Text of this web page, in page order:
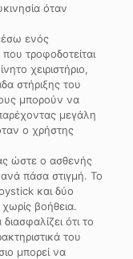
όταν
ενός
τροφοδοτείται
χειριστήριο,
στήριξης του
μπορούν να
μεγάλη
ο χρήστης
ώστε ο ασθενής
πάσα στιγμή. Το
και δύο
βοήθεια.
ότι το
του
μπορεί να